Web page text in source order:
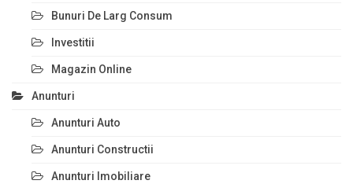
Bunuri De Larg Consum
Investitii
Magazin Online
Anunturi
Anunturi Auto
Anunturi Constructii
Anunturi Imobiliare